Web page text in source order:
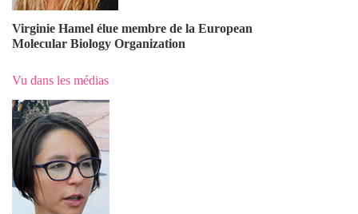
Virginie Hamel élue membre de la European
Molecular Biology Organization
Vu dans les médias